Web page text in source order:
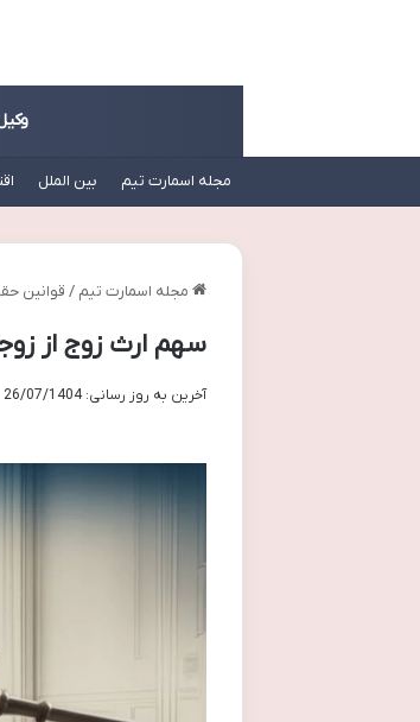
مجله اسمارت تیم بین الملل
مجله اسمارت تیم / قوانین
سهم ارث زوج از
آخرین به روز رسانی: 26/07/1404